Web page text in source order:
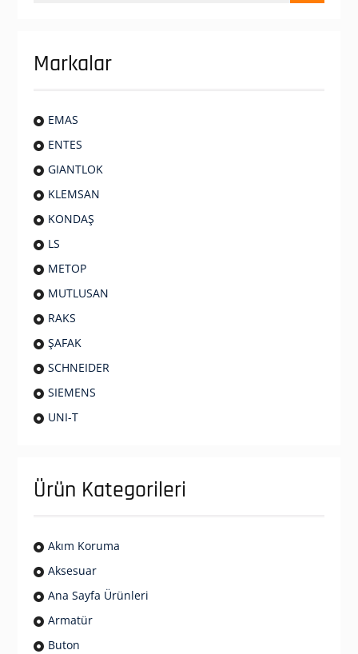
Markalar
EMAS
ENTES
GIANTLOK
KLEMSAN
KONDAŞ
LS
METOP
MUTLUSAN
RAKS
ŞAFAK
SCHNEIDER
SIEMENS
UNI-T
Ürün Kategorileri
Akım Koruma
Aksesuar
Ana Sayfa Ürünleri
Armatür
Buton